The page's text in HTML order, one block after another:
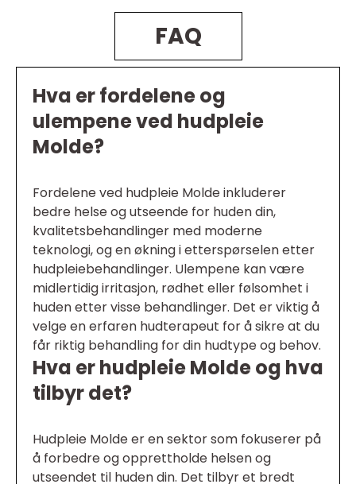
FAQ
Hva er fordelene og
ulempene ved hudpleie
Molde?
Fordelene ved hudpleie Molde inkluderer
bedre helse og utseende for huden din,
kvalitetsbehandlinger med moderne
teknologi, og en økning i etterspørselen etter
hudpleiebehandlinger. Ulempene kan være
midlertidig irritasjon, rødhet eller følsomhet i
huden etter visse behandlinger. Det er viktig å
velge en erfaren hudterapeut for å sikre at du
får riktig behandling for din hudtype og behov.
Hva er hudpleie Molde og hva
tilbyr det?
Hudpleie Molde er en sektor som fokuserer på
å forbedre og opprettholde helsen og
utseendet til huden din. Det tilbyr et bredt